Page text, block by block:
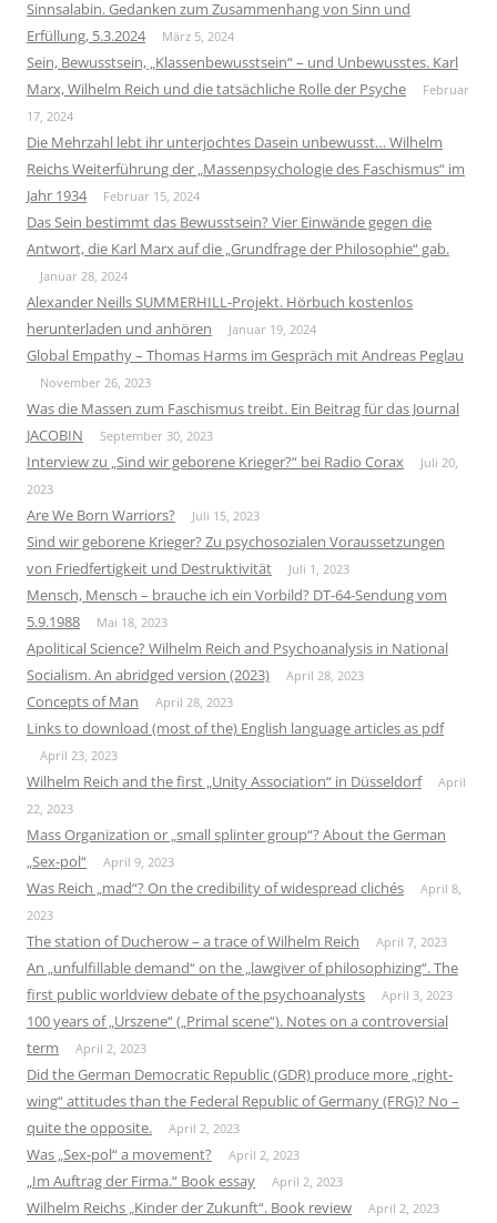
Sinnsalabin. Gedanken zum Zusammenhang von Sinn und
Erfüllung, 5.3.2024
März 5, 2024
Sein, Bewusstsein, „Klassenbewusstsein“ – und Unbewusstes. Karl
Marx, Wilhelm Reich und die tatsächliche Rolle der Psyche
Februar
17, 2024
Die Mehrzahl lebt ihr unterjochtes Dasein unbewusst… Wilhelm
Reichs Weiterführung der „Massenpsychologie des Faschismus“ im
Jahr 1934
Februar 15, 2024
Das Sein bestimmt das Bewusstsein? Vier Einwände gegen die
Antwort, die Karl Marx auf die „Grundfrage der Philosophie“ gab.
Januar 28, 2024
Alexander Neills SUMMERHILL-Projekt. Hörbuch kostenlos
herunterladen und anhören
Januar 19, 2024
Global Empathy – Thomas Harms im Gespräch mit Andreas Peglau
November 26, 2023
Was die Massen zum Faschismus treibt. Ein Beitrag für das Journal
JACOBIN
September 30, 2023
Interview zu „Sind wir geborene Krieger?“ bei Radio Corax
Juli 20,
2023
Are We Born Warriors? Juli 15, 2023
Sind wir geborene Krieger? Zu psychosozialen Voraussetzungen
von Friedfertigkeit und Destruktivität
Juli 1, 2023
Mensch, Mensch – brauche ich ein Vorbild? DT-64-Sendung vom
5.9.1988
Mai 18, 2023
Apolitical Science? Wilhelm Reich and Psychoanalysis in National
Socialism. An abridged version (2023)
April 28, 2023
Concepts of Man April 28, 2023
Links to download (most of the) English language articles as pdf
April 23, 2023
Wilhelm Reich and the first „Unity Association“ in Düsseldorf
April
22, 2023
Mass Organization or „small splinter group“? About the German
„Sex-pol“
April 9, 2023
Was Reich „mad“? On the credibility of widespread clichés
April 8,
2023
The station of Ducherow – a trace of Wilhelm Reich April 7, 2023
An „unfulfillable demand“ on the „lawgiver of philosophizing“. The
first public worldview debate of the psychoanalysts
April 3, 2023
100 years of „Urszene“ („Primal scene“). Notes on a controversial
term
April 2, 2023
Did the German Democratic Republic (GDR) produce more „right-
wing“ attitudes than the Federal Republic of Germany (FRG)? No –
quite the opposite.
April 2, 2023
Was „Sex-pol“ a movement? April 2, 2023
„Im Auftrag der Firma.“ Book essay April 2, 2023
Wilhelm Reichs „Kinder der Zukunft“. Book review April 2, 2023